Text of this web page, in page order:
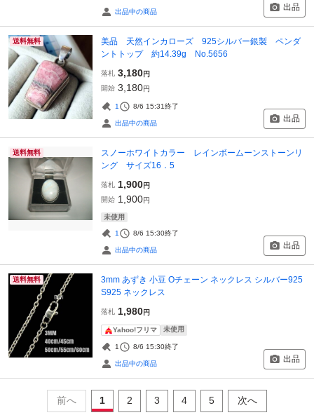
出品中の商品 出品
送料無料
美品 天然インカローズ 925シルバー銀製 ペンダ
ントトップ 約14.39g No.5656
落札 3,180円
開始 3,180円
1 8/6 15:31終了
出品中の商品 出品
送料無料
スノーホワイトカラー レインボームーンストーンリ
ング サイズ16．5
落札 1,900円
開始 1,900円
未使用
1 8/6 15:30終了
出品中の商品 出品
送料無料
3mm あずき 小豆 Oチェーン ネックレス シルバー925
S925 ネックレス
落札 1,980円
Yahoo!フリマ 未使用
1 8/6 15:30終了
出品中の商品 出品
前へ 1 2 3 4 5 次へ